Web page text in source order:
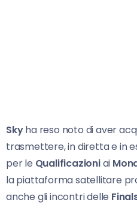
Skyha reso noto di aver
trasmettere, in diretta e in
per le Qualificazioniai
la piattaforma satellitare
anche gli incontri delle